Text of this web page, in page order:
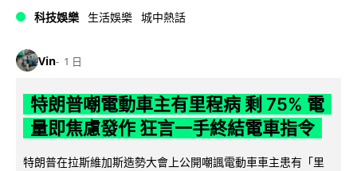
科技娛樂 生活娛樂 城中熱話
Vin 1 日
特朗普嘲電動車主有里程病 剩 75% 電
量即焦慮發作 狂言一手終結電車指令
特朗普在拉斯維加斯造勢大會上公開嘲諷電動車車主患有「里